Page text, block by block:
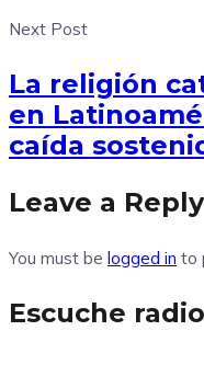
Next Post
La religión
en
caída
Leave a Reply
You must be logged in to
Escuche